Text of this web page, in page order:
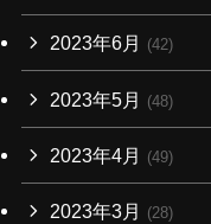
2023年6月 (42)
2023年5月 (48)
2023年4月 (49)
2023年3月 (28)